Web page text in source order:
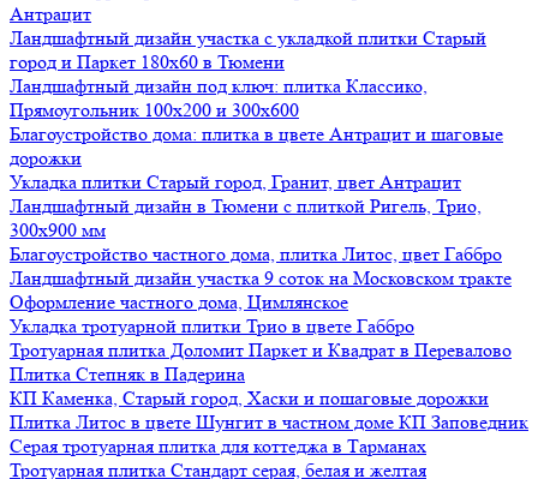
Антрацит
Ландшафтный дизайн участка с укладкой плитки Старый
город и Паркет 180х60 в Тюмени
Ландшафтный дизайн под ключ: плитка Классико,
Прямоугольник 100х200 и 300х600
Благоустройство дома: плитка в цвете Антрацит и шаговые
дорожки
Укладка плитки Старый город, Гранит, цвет Антрацит
Ландшафтный дизайн в Тюмени с плиткой Ригель, Трио,
300х900 мм
Благоустройство частного дома, плитка Литос, цвет Габбро
Ландшафтный дизайн участка 9 соток на Московском тракте
Оформление частного дома, Цимлянское
Укладка тротуарной плитки Трио в цвете Габбро
Тротуарная плитка Доломит Паркет и Квадрат в Перевалово
Плитка Степняк в Падерина
КП Каменка, Старый город, Хаски и пошаговые дорожки
Плитка Литос в цвете Шунгит в частном доме КП Заповедник
Серая тротуарная плитка для коттеджа в Тарманах
Тротуарная плитка Стандарт серая, белая и желтая